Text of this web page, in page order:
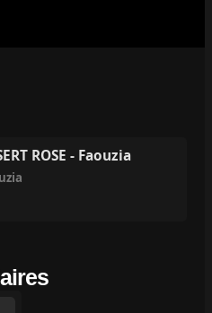
ROSE - Faouzia